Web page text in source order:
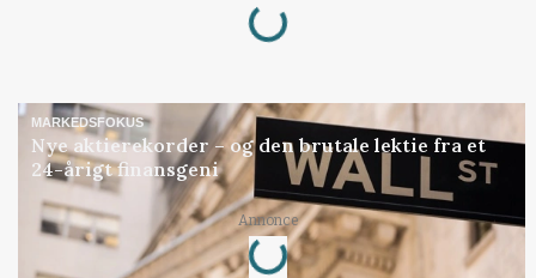
MARKEDSFOKUS
Nye aktierekorder – og den brutale lektie fra et
24-årigt finansgeni
Annonce
Loading...